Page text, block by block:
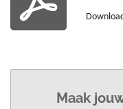
Maak